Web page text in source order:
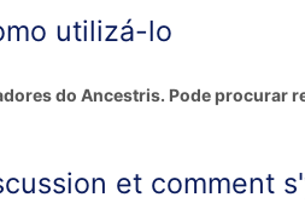
utilizá-lo
do Ancestris. Pode procurar
et comment